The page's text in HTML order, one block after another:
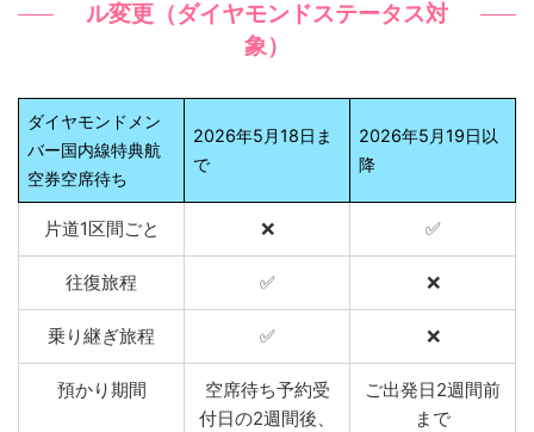
ル変更（ダイヤモンドステータス対
象）
ダイヤモンドメン
バー国内線特典航
空券空席待ち
2026年5月18日ま
で
2026年5月19日以
降
片道1区間ごと ❌ ✅
往復旅程 ✅ ❌
乗り継ぎ旅程 ✅ ❌
預かり期間
空席待ち予約受
付日の2週間後、
ご出発日2週間前
まで